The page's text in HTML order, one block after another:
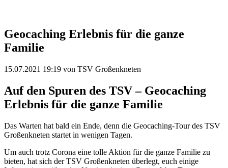
Geocaching Erlebnis für die ganze
Familie
15.07.2021 19:19 von TSV Großenkneten
Auf den Spuren des TSV – Geocaching
Erlebnis für die ganze Familie
Das Warten hat bald ein Ende, denn die Geocaching-Tour des TSV
Großenkneten startet in wenigen Tagen.
Um auch trotz Corona eine tolle Aktion für die ganze Familie zu
bieten, hat sich der TSV Großenkneten überlegt, euch einige